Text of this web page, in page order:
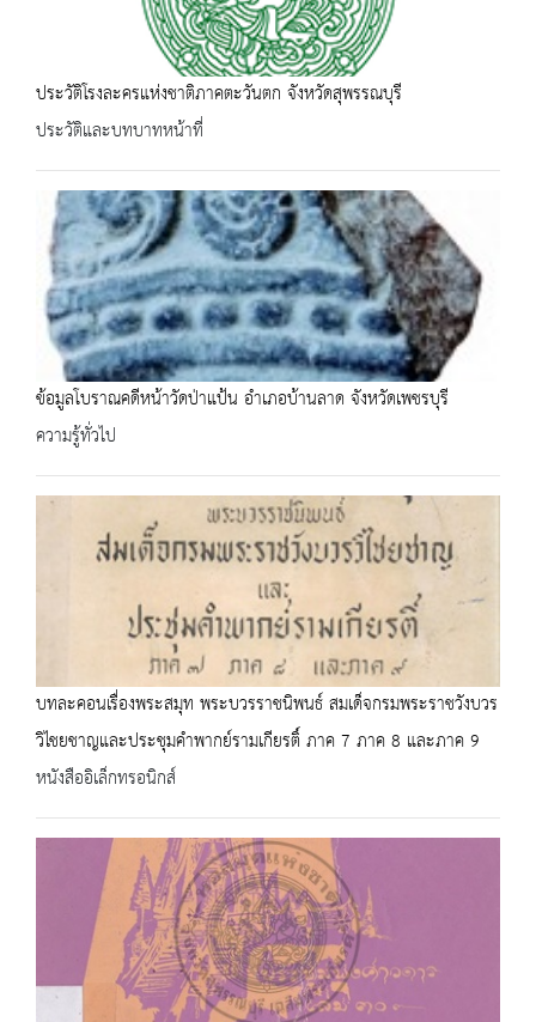
ประวัติโรงละครแห่งชาติภาคตะวันตก จังหวัดสุพรรณบุรี
ประวัติและบทบาทหน้าที่
ข้อมูลโบราณคดีหน้าวัดป่าแป้น อำเภอบ้านลาด จังหวัดเพชรบุรี
ความรู้ทั่วไป
บทละคอนเรื่องพระสมุท พระบวรราชนิพนธ์ สมเด็จกรมพระราชวังบวร
วิไชยชาญและประชุมคำพากย์รามเกียรติ์ ภาค 7 ภาค 8 และภาค 9
หนังสืออิเล็กทรอนิกส์